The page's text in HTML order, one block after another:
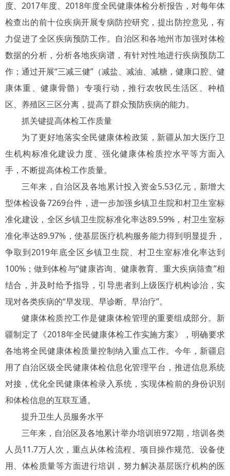
度、2017年度、2018年度全民健康体检分析报告，对每年体
检查出的前十位疾病开展专病防控研究，提出防控意见，有
力促进了全区疾病预防工作。自治区和各地州市加强对体检
数据的分析，分析各地疾病谱，有针对性地进行疾病预防工
作；通过开展“三减三健”（减盐、减油、减糖，健康口腔、健
康体重、健康骨骼）专项行动，推行农牧民生活区、种植
区、养殖区三区分离，提高了群众预防疾病的能力。
抓关键提高体检工作质量
为了更好地落实全民健康体检政策，新疆从加大医疗卫
生机构标准化建设力度、强化健康体检质控水平等方面入
手，不断提高体检工作质量。
三年来，自治区及各地累计投入资金5.53亿元，新增大
型体检设备7269台件，进一步加强乡镇卫生院和村卫生室标
准化建设，全区乡镇卫生院标准化率达89.59%，村卫生室标
准化率达89.97%，使基层医疗机构服务能力得到明显提升，
争取到2019年底全区乡镇卫生院、村卫生室标准化率达到
100%；做到体检与“健康咨询、健康教育、重大疾病筛查”相
结合，并及时给予指导，引导患者到上级医疗机构诊治，实
现对各类疾病的“早发现、早诊断、早治疗”。
健康体检质控工作是健康体检管理的重要组成部分。新
疆制定了《2018年全民健康体检工作实施方案》，明确要求
各地将全民健康体检质量控制纳入重点工作。今年，新疆启
用了自治区级全民健康体检信息化管理平台，推进信息系统
对接，优化全民健康体检录入系统，实现体检前的身份识别
和体检信息的互联互通。
提升卫生人员服务水平
三年来，自治区及各地累计举办培训班972期，培训各类
人员11.7万人次，重点从体检流程、项目操作规范、设备使
用、体检质量等方面进行培训，努力解决基层医疗机构的医